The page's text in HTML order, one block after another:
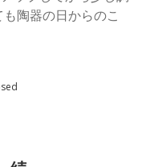
陶器の日からのこ